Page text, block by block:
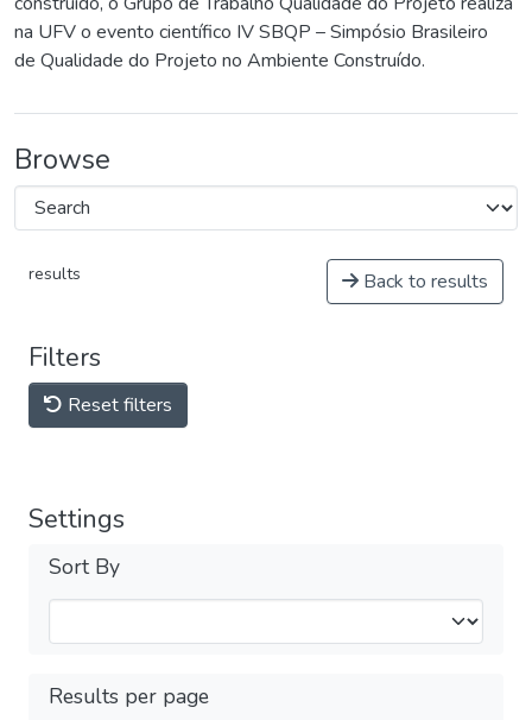
na UFV o evento científico IV SBQP – Simpósio Brasileiro
de Qualidade do Projeto no Ambiente Construído.
Browse
results Back to results
Filters
Reset filters
Settings
Sort By
Results per page